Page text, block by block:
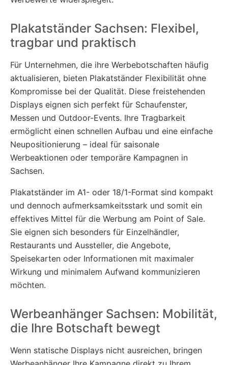
Plakatständer Sachsen: Flexibel,
tragbar und praktisch
Für Unternehmen, die ihre Werbebotschaften häufig
aktualisieren, bieten Plakatständer Flexibilität ohne
Kompromisse bei der Qualität. Diese freistehenden
Displays eignen sich perfekt für Schaufenster,
Messen und Outdoor-Events. Ihre Tragbarkeit
ermöglicht einen schnellen Aufbau und eine einfache
Neupositionierung – ideal für saisonale
Werbeaktionen oder temporäre Kampagnen in
Sachsen.
Plakatständer im A1- oder 18/1-Format sind kompakt
und dennoch aufmerksamkeitsstark und somit ein
effektives Mittel für die Werbung am Point of Sale.
Sie eignen sich besonders für Einzelhändler,
Restaurants und Aussteller, die Angebote,
Speisekarten oder Informationen mit maximaler
Wirkung und minimalem Aufwand kommunizieren
möchten.
Werbeanhänger Sachsen: Mobilität,
die Ihre Botschaft bewegt
Wenn statische Displays nicht ausreichen, bringen